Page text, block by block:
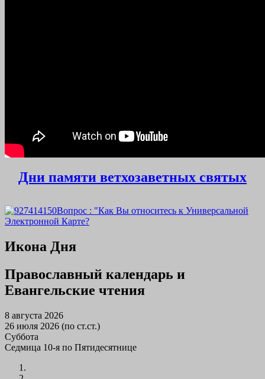
Дни памяти ветхозаветных святых
Вопрос : "Как Вы относитесь к Универсальной
Электронной Карте?
Икона Дня
Православный календарь и
Евангельские чтения
8 августа 2026
26 июля 2026 (по ст.ст.)
Суббота
Седмица 10-я по Пятидесятнице